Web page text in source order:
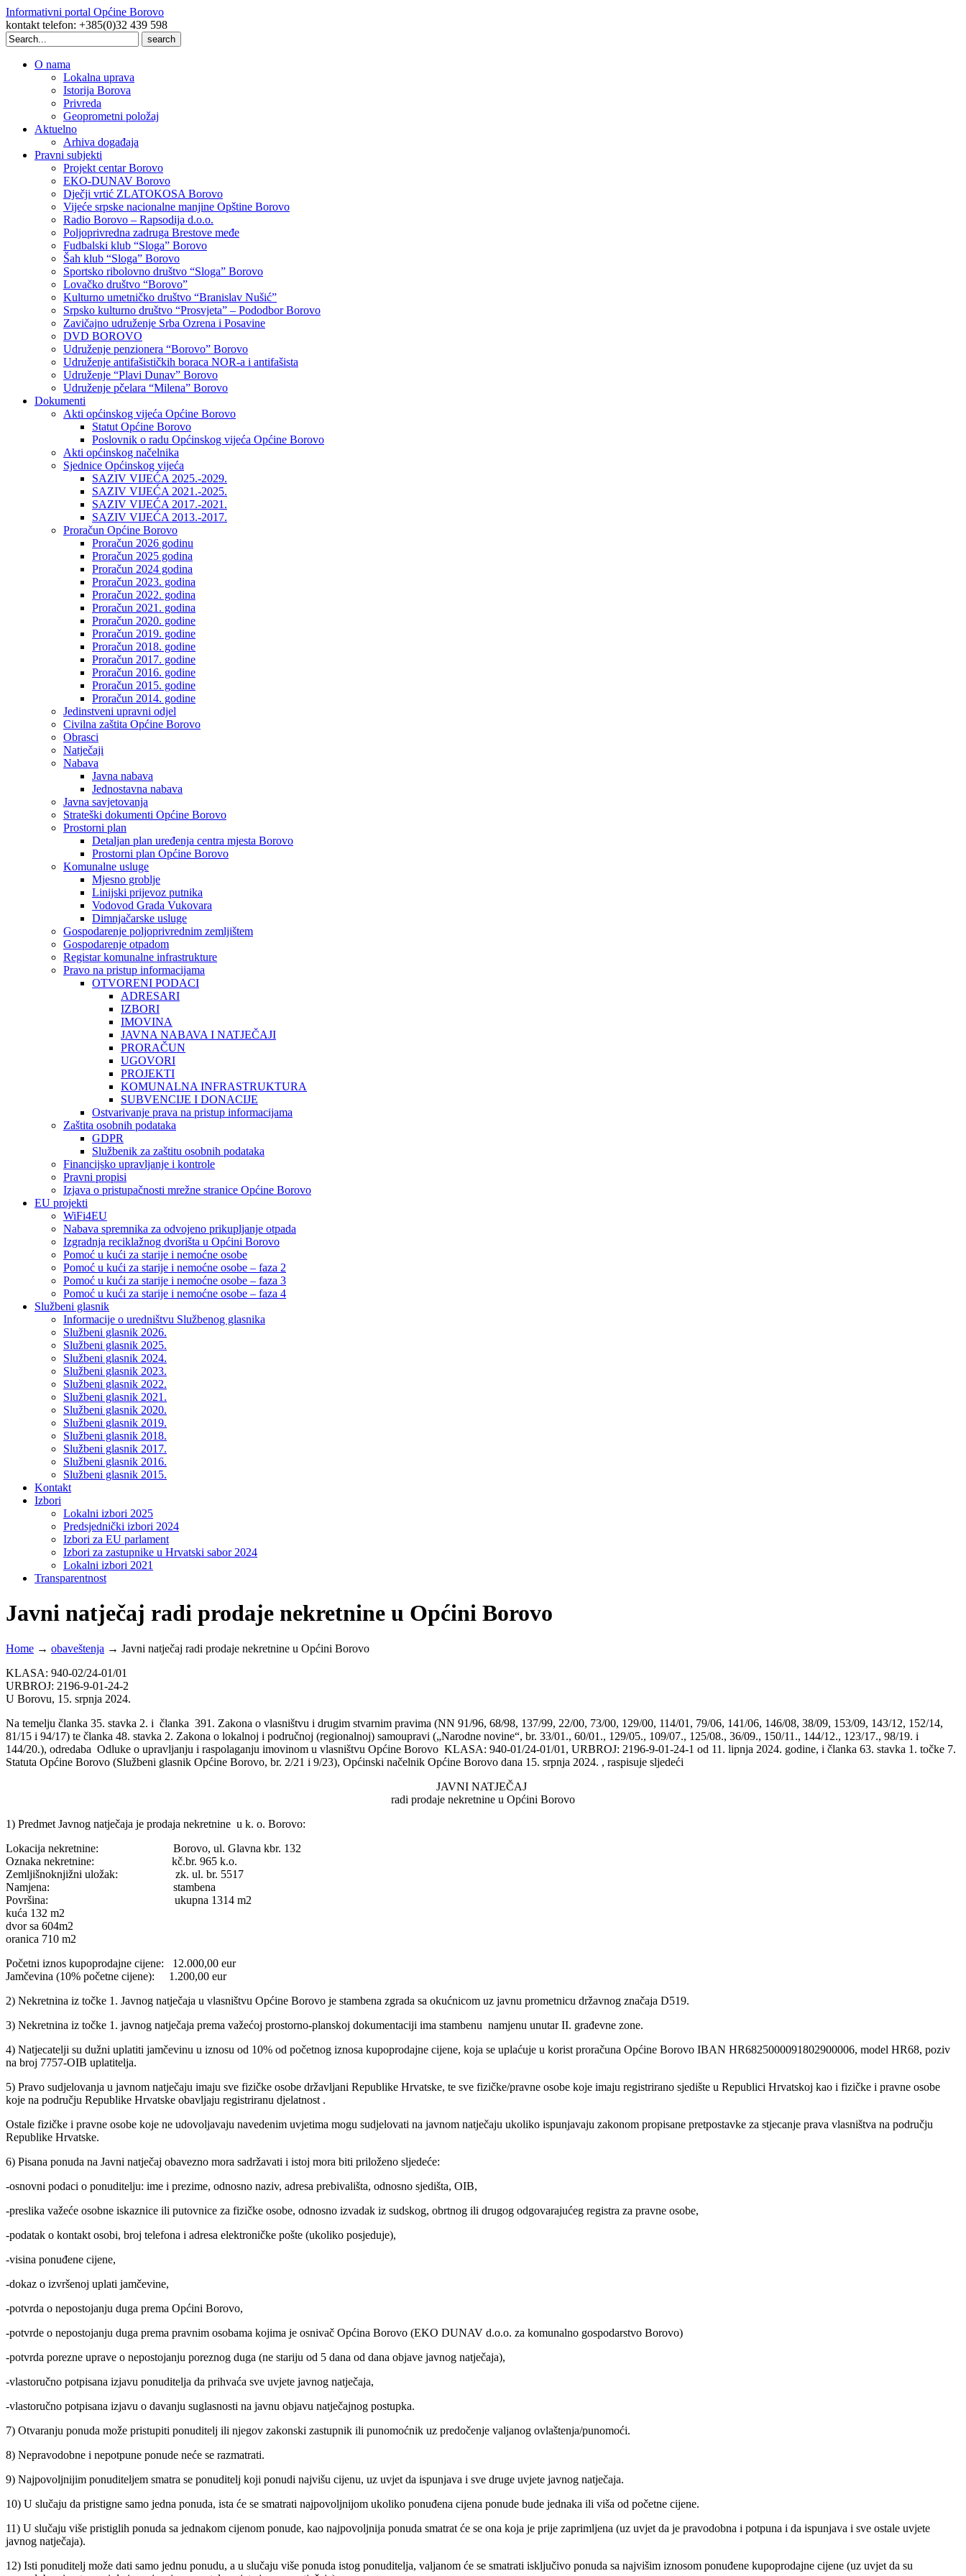
Informativni portal Općine Borovo
kontakt telefon: +385(0)32 439 598
Search
for:
O nama
Lokalna uprava
Istorija Borova
Privreda
Geoprometni položaj
Aktuelno
Arhiva događaja
Pravni subjekti
Projekt centar Borovo
EKO-DUNAV Borovo
Dječji vrtić ZLATOKOSA Borovo
Vijeće srpske nacionalne manjine Opštine Borovo
Radio Borovo – Rapsodija d.o.o.
Poljoprivredna zadruga Brestove međe
Fudbalski klub “Sloga” Borovo
Šah klub “Sloga” Borovo
Sportsko ribolovno društvo “Sloga” Borovo
Lovačko društvo “Borovo”
Kulturno umetničko društvo “Branislav Nušić”
Srpsko kulturno društvo “Prosvjeta” – Pododbor Borovo
Zavičajno udruženje Srba Ozrena i Posavine
DVD BOROVO
Udruženje penzionera “Borovo” Borovo
Udruženje antifašističkih boraca NOR-a i antifašista
Udruženje “Plavi Dunav” Borovo
Udruženje pčelara “Milena” Borovo
Dokumenti
Akti općinskog vijeća Općine Borovo
Statut Općine Borovo
Poslovnik o radu Općinskog vijeća Općine Borovo
Akti općinskog načelnika
Sjednice Općinskog vijeća
SAZIV VIJEĆA 2025.-2029.
SAZIV VIJEĆA 2021.-2025.
SAZIV VIJEĆA 2017.-2021.
SAZIV VIJEĆA 2013.-2017.
Proračun Općine Borovo
Proračun 2026 godinu
Proračun 2025 godina
Proračun 2024 godina
Proračun 2023. godina
Proračun 2022. godina
Proračun 2021. godina
Proračun 2020. godine
Proračun 2019. godine
Proračun 2018. godine
Proračun 2017. godine
Proračun 2016. godine
Proračun 2015. godine
Proračun 2014. godine
Jedinstveni upravni odjel
Civilna zaštita Općine Borovo
Obrasci
Natječaji
Nabava
Javna nabava
Jednostavna nabava
Javna savjetovanja
Strateški dokumenti Općine Borovo
Prostorni plan
Detaljan plan uređenja centra mjesta Borovo
Prostorni plan Općine Borovo
Komunalne usluge
Mjesno groblje
Linijski prijevoz putnika
Vodovod Grada Vukovara
Dimnjačarske usluge
Gospodarenje poljoprivrednim zemljištem
Gospodarenje otpadom
Registar komunalne infrastrukture
Pravo na pristup informacijama
OTVORENI PODACI
ADRESARI
IZBORI
IMOVINA
JAVNA NABAVA I NATJEČAJI
PRORAČUN
UGOVORI
PROJEKTI
KOMUNALNA INFRASTRUKTURA
SUBVENCIJE I DONACIJE
Ostvarivanje prava na pristup informacijama
Zaštita osobnih podataka
GDPR
Službenik za zaštitu osobnih podataka
Financijsko upravljanje i kontrole
Pravni propisi
Izjava o pristupačnosti mrežne stranice Općine Borovo
EU projekti
WiFi4EU
Nabava spremnika za odvojeno prikupljanje otpada
Izgradnja reciklažnog dvorišta u Općini Borovo
Pomoć u kući za starije i nemoćne osobe
Pomoć u kući za starije i nemoćne osobe – faza 2
Pomoć u kući za starije i nemoćne osobe – faza 3
Pomoć u kući za starije i nemoćne osobe – faza 4
Službeni glasnik
Informacije o uredništvu Službenog glasnika
Službeni glasnik 2026.
Službeni glasnik 2025.
Službeni glasnik 2024.
Službeni glasnik 2023.
Službeni glasnik 2022.
Službeni glasnik 2021.
Službeni glasnik 2020.
Službeni glasnik 2019.
Službeni glasnik 2018.
Službeni glasnik 2017.
Službeni glasnik 2016.
Službeni glasnik 2015.
Kontakt
Izbori
Lokalni izbori 2025
Predsjednički izbori 2024
Izbori za EU parlament
Izbori za zastupnike u Hrvatski sabor 2024
Lokalni izbori 2021
Transparentnost
Javni natječaj radi prodaje nekretnine u Općini Borovo
Home → obaveštenja → Javni natječaj radi prodaje nekretnine u Općini Borovo
KLASA: 940-02/24-01/01
URBROJ: 2196-9-01-24-2
U Borovu, 15. srpnja 2024.
Na temelju članka 35. stavka 2. i članka 391. Zakona o vlasništvu i drugim stvarnim pravima (NN 91/96, 68/98, 137/99, 22/00, 73/00, 129/00, 114/01, 79/06, 141/06, 146/08, 38/09, 153/09, 143/12, 152/14,
81/15 i 94/17) te članka 48. stavka 2. Zakona o lokalnoj i područnoj (regionalnoj) samoupravi („Narodne novine“, br. 33/01., 60/01., 129/05., 109/07., 125/08., 36/09., 150/11., 144/12., 123/17., 98/19. i
144/20.), odredaba Odluke o upravljanju i raspolaganju imovinom u vlasništvu Općine Borovo KLASA: 940-01/24-01/01, URBROJ: 2196-9-01-24-1 od 11. lipnja 2024. godine, i članka 63. stavka 1. točke 7.
Statuta Općine Borovo (Službeni glasnik Općine Borovo, br. 2/21 i 9/23), Općinski načelnik Općine Borovo dana 15. srpnja 2024. , raspisuje sljedeći
JAVNI NATJEČAJ
radi prodaje nekretnine u Općini Borovo
1) Predmet Javnog natječaja je prodaja nekretnine u k. o. Borovo:
Lokacija nekretnine: Borovo, ul. Glavna kbr. 132
Oznaka nekretnine: kč.br. 965 k.o.
Zemljišnoknjižni uložak: zk. ul. br. 5517
Namjena: stambena
Površina: ukupna 1314 m2
kuća 132 m2
dvor sa 604m2
oranica 710 m2
Početni iznos kupoprodajne cijene: 12.000,00 eur
Jamčevina (10% početne cijene): 1.200,00 eur
2) Nekretnina iz točke 1. Javnog natječaja u vlasništvu Općine Borovo je stambena zgrada sa okućnicom uz javnu prometnicu državnog značaja D519.
3) Nekretnina iz točke 1. javnog natječaja prema važećoj prostorno-planskoj dokumentaciji ima stambenu namjenu unutar II. građevne zone.
4) Natjecatelji su dužni uplatiti jamčevinu u iznosu od 10% od početnog iznosa kupoprodajne cijene, koja se uplaćuje u korist proračuna Općine Borovo IBAN HR6825000091802900006, model HR68, poziv
na broj 7757-OIB uplatitelja.
5) Pravo sudjelovanja u javnom natječaju imaju sve fizičke osobe državljani Republike Hrvatske, te sve fizičke/pravne osobe koje imaju registrirano sjedište u Republici Hrvatskoj kao i fizičke i pravne osobe
koje na području Republike Hrvatske obavljaju registriranu djelatnost .
Ostale fizičke i pravne osobe koje ne udovoljavaju navedenim uvjetima mogu sudjelovati na javnom natječaju ukoliko ispunjavaju zakonom propisane pretpostavke za stjecanje prava vlasništva na području
Republike Hrvatske.
6) Pisana ponuda na Javni natječaj obavezno mora sadržavati i istoj mora biti priloženo sljedeće:
-osnovni podaci o ponuditelju: ime i prezime, odnosno naziv, adresa prebivališta, odnosno sjedišta, OIB,
-preslika važeće osobne iskaznice ili putovnice za fizičke osobe, odnosno izvadak iz sudskog, obrtnog ili drugog odgovarajućeg registra za pravne osobe,
-podatak o kontakt osobi, broj telefona i adresa elektroničke pošte (ukoliko posjeduje),
-visina ponuđene cijene,
-dokaz o izvršenoj uplati jamčevine,
-potvrda o nepostojanju duga prema Općini Borovo,
-potvrde o nepostojanju duga prema pravnim osobama kojima je osnivač Općina Borovo (EKO DUNAV d.o.o. za komunalno gospodarstvo Borovo)
-potvrda porezne uprave o nepostojanju poreznog duga (ne stariju od 5 dana od dana objave javnog natječaja),
-vlastoručno potpisana izjavu ponuditelja da prihvaća sve uvjete javnog natječaja,
-vlastoručno potpisana izjavu o davanju suglasnosti na javnu objavu natječajnog postupka.
7) Otvaranju ponuda može pristupiti ponuditelj ili njegov zakonski zastupnik ili punomoćnik uz predočenje valjanog ovlaštenja/punomoći.
8) Nepravodobne i nepotpune ponude neće se razmatrati.
9) Najpovoljnijim ponuditeljem smatra se ponuditelj koji ponudi najvišu cijenu, uz uvjet da ispunjava i sve druge uvjete javnog natječaja.
10) U slučaju da pristigne samo jedna ponuda, ista će se smatrati najpovoljnijom ukoliko ponuđena cijena ponude bude jednaka ili viša od početne cijene.
11) U slučaju više pristiglih ponuda sa jednakom cijenom ponude, kao najpovoljnija ponuda smatrat će se ona koja je prije zaprimljena (uz uvjet da je pravodobna i potpuna i da ispunjava i sve ostale uvjete
javnog natječaja).
12) Isti ponuditelj može dati samo jednu ponudu, a u slučaju više ponuda istog ponuditelja, valjanom će se smatrati isključivo ponuda sa najvišim iznosom ponuđene kupoprodajne cijene (uz uvjet da su